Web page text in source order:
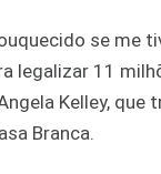
se
legalizar 11
Kelley, que
Branca.